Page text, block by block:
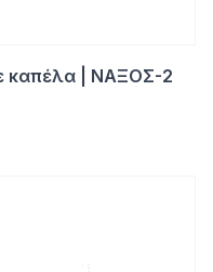
καπέλα | ΝΑΞΟΣ-2